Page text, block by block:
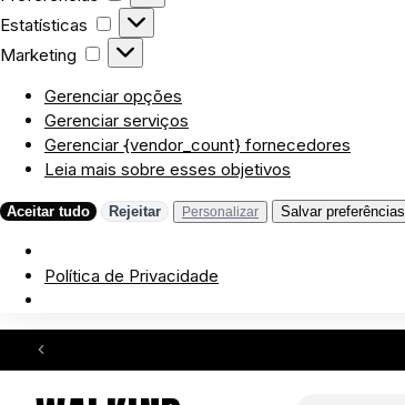
Estatísticas
Estatísticas
Marketing
Marketing
Gerenciar opções
Gerenciar serviços
Gerenciar {vendor_count} fornecedores
Leia mais sobre esses objetivos
Aceitar tudo Rejeitar Personalizar Salvar preferências
Política de Privacidade